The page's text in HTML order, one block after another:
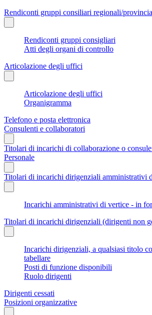
Rendiconti gruppi consiliari regionali/
Rendiconti gruppi consigliari
Atti degli organi di controllo
Articolazione degli uffici
Articolazione degli uffici
Organigramma
Telefono e posta elettronica
Consulenti e collaboratori
Titolari di incarichi di collaborazione o
Personale
Titolari di incarichi dirigenziali amministrativi
Incarichi amministrativi di vertice - in
Titolari di incarichi dirigenziali (dirigenti non
Incarichi dirigenziali, a qualsiasi titolo
tabellare
Posti di funzione disponibili
Ruolo dirigenti
Dirigenti cessati
Posizioni organizzative